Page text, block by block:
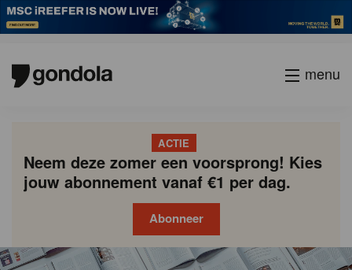
menu
ACTIE
Neem deze zomer een voorsprong! Kies
jouw abonnement vanaf €1 per dag.
Abonneer
Gondola
Gondola